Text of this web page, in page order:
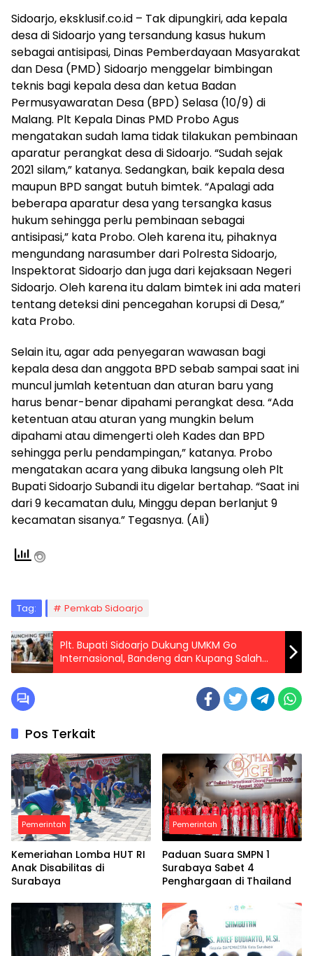
Sidoarjo, eksklusif.co.id – Tak dipungkiri, ada kepala
desa di Sidoarjo yang tersandung kasus hukum
sebagai antisipasi, Dinas Pemberdayaan Masyarakat
dan Desa (PMD) Sidoarjo menggelar bimbingan
teknis bagi kepala desa dan ketua Badan
Permusyawaratan Desa (BPD) Selasa (10/9) di
Malang. Plt Kepala Dinas PMD Probo Agus
mengatakan sudah lama tidak tilakukan pembinaan
aparatur perangkat desa di Sidoarjo. “Sudah sejak
2021 silam,” katanya. Sedangkan, baik kepala desa
maupun BPD sangat butuh bimtek. “Apalagi ada
beberapa aparatur desa yang tersangka kasus
hukum sehingga perlu pembinaan sebagai
antisipasi,” kata Probo. Oleh karena itu, pihaknya
mengundang narasumber dari Polresta Sidoarjo,
lnspektorat Sidoarjo dan juga dari kejaksaan Negeri
Sidoarjo. Oleh karena itu dalam bimtek ini ada materi
tentang deteksi dini pencegahan korupsi di Desa,”
kata Probo.
Selain itu, agar ada penyegaran wawasan bagi
kepala desa dan anggota BPD sebab sampai saat ini
muncul jumlah ketentuan dan aturan baru yang
harus benar-benar dipahami perangkat desa. “Ada
ketentuan atau aturan yang mungkin belum
dipahami atau dimengerti oleh Kades dan BPD
sehingga perlu pendampingan,” katanya. Probo
mengatakan acara yang dibuka langsung oleh Plt
Bupati Sidoarjo Subandi itu digelar bertahap. “Saat ini
dari 9 kecamatan dulu, Minggu depan berlanjut 9
kecamatan sisanya.” Tegasnya. (Ali)
Tag: Pemkab Sidoarjo
Plt. Bupati Sidoarjo Dukung UMKM Go
Internasional, Bandeng dan Kupang Salah
Satu Produk Khas, Berhasil Masuk Hotel
Pos Terkait
Pemerintah
Kemeriahan Lomba HUT RI
Anak Disabilitas di
Surabaya
Pemerintah
Paduan Suara SMPN 1
Surabaya Sabet 4
Penghargaan di Thailand